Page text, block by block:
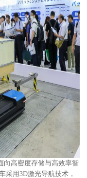
向高密度存储与高效率智
采用3D激光导航技术，